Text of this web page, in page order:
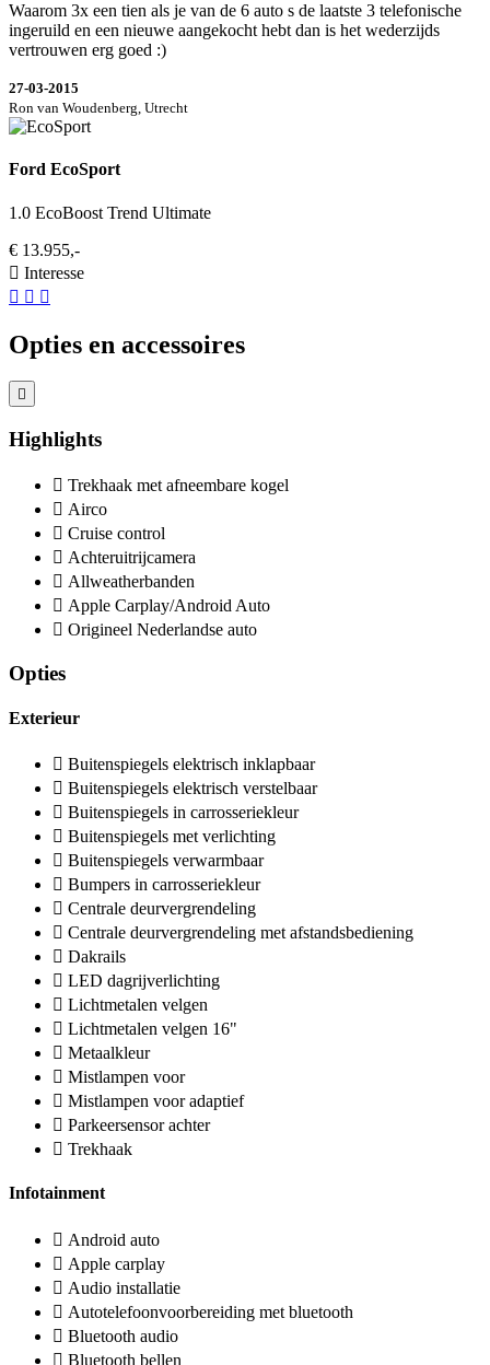
Waarom 3x een tien als je van de 6 auto s de laatste 3 telefonische
ingeruild en een nieuwe aangekocht hebt dan is het wederzijds
vertrouwen erg goed :)
27-03-2015
Ron van Woudenberg, Utrecht
Ford EcoSport
1.0 EcoBoost Trend Ultimate
€ 13.955,-
Interesse
Opties en accessoires
Highlights
Trekhaak met afneembare kogel
Airco
Cruise control
Achteruitrijcamera
Allweatherbanden
Apple Carplay/Android Auto
Origineel Nederlandse auto
Opties
Exterieur
Buitenspiegels elektrisch inklapbaar
Buitenspiegels elektrisch verstelbaar
Buitenspiegels in carrosseriekleur
Buitenspiegels met verlichting
Buitenspiegels verwarmbaar
Bumpers in carrosseriekleur
Centrale deurvergrendeling
Centrale deurvergrendeling met afstandsbediening
Dakrails
LED dagrijverlichting
Lichtmetalen velgen
Lichtmetalen velgen 16"
Metaalkleur
Mistlampen voor
Mistlampen voor adaptief
Parkeersensor achter
Trekhaak
Infotainment
Android auto
Apple carplay
Audio installatie
Autotelefoonvoorbereiding met bluetooth
Bluetooth audio
Bluetooth bellen